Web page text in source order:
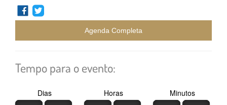
Agenda Completa
Tempo para o evento:
Dias Horas Minutos